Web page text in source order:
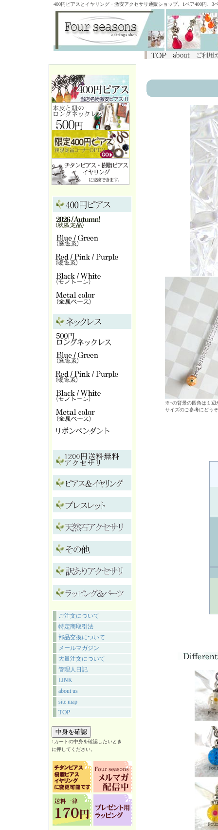
400円ピアスとイヤリング・激安アクセサリ通販ショップ。1ペア400円、
ご注文について
特定商取引法
部品交換について
メールマガジン
大量注文について
管理人日記
LINK
about us
site map
TOP
↑カートの中身を確認したいとき
に押してください。
※↑の背景の四角は１辺
サイズのご参考にどう